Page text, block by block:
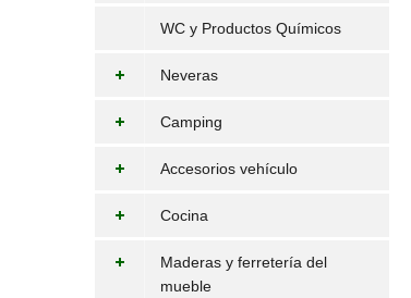
WC y Productos Químicos
Neveras
Camping
Accesorios vehículo
Cocina
Maderas y ferretería del
mueble